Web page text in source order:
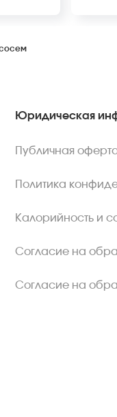
Юридическая
Публичная
Политика
Калорийность и
Согласие на
Согласие на